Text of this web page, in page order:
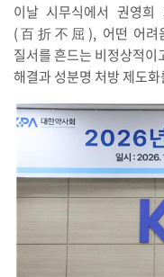
이날 시무식에서 권영
(百折不屈), 어떤 어려
질서를 흔드는 비정상적
해결과 성분명 처방 제도